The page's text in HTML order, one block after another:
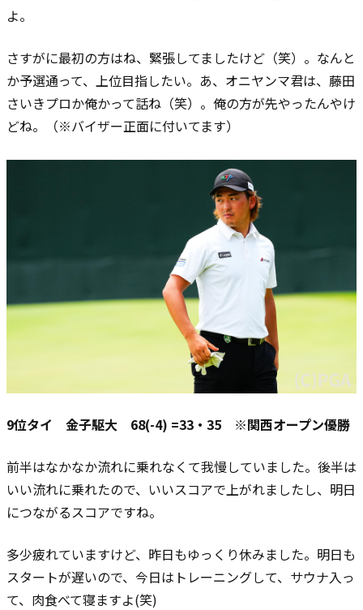
よ。
さすがに最初の方はね、緊張してましたけど（笑）。なんと
か予選通って、上位目指したい。 あ、オニヤンマ君は、藤田
さいきプロか俺かって話ね（笑）。俺の方が先やったんやけ
どね。
（※バイザー正面に付いてます）
9位タイ 金子駆大 68(-4) =33・35 ※関西オープン優勝
前半はなかなか流れに乗れなくて我慢していました。 後半は
いい流れに乗れたので、いいスコアで上がれましたし、明日
につながるスコアですね。
多少疲れていますけど、昨日もゆっくり休みました。 明日も
スタートが遅いので、今日はトレーニングして、サウナ入っ
て、肉食べて寝ますよ(笑)